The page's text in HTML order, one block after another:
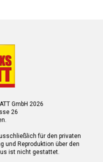
GmbH 2026
26
für den privaten
und Reproduktion über den
ist nicht gestattet.